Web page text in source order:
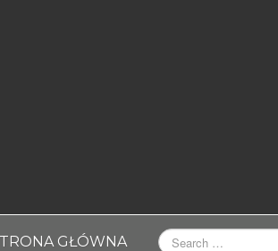
GŁÓWNA